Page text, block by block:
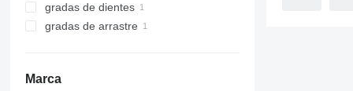
gradas de dientes
gradas de arrastre
Marca